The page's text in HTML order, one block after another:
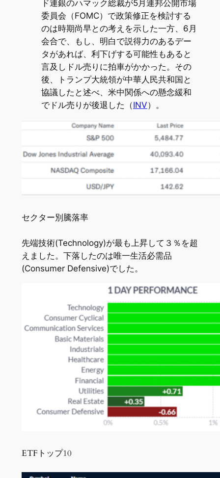
ド連銀のハマック総裁が5月連邦公開市場
委員会（FOMC）で政策修正を検討する
のは時期尚早との考えを示した一方、6月
会合で、もし、明白で説得力のあるデー
タがあれば、利下げする可能性もあると
言及しドル売りに拍車がかかった。その
後、トランプ大統領が中華人民共和国と
協議したと述べ、米中関係への懸念緩和
でドル売りが後退した（INV）。
セクター別騰落率
先端技術(Technology)が最も上昇して３％を超
えました。下落したのは唯一生活必需品
(Consumer Defensive)でした。
ETFトップ10